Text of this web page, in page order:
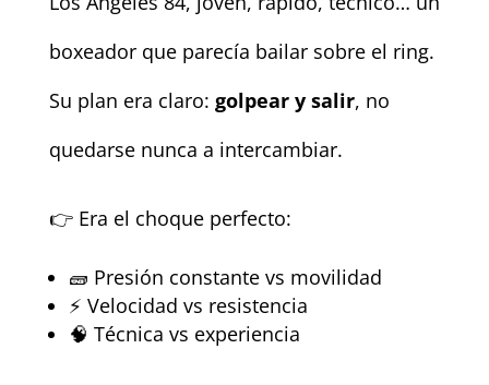
boxeador que parecía bailar sobre el ring.
Su plan era claro: golpear y salir, no
quedarse nunca a intercambiar.
👉 Era el choque perfecto:
🧱 Presión constante vs movilidad
⚡ Velocidad vs resistencia
🧠 Técnica vs experiencia